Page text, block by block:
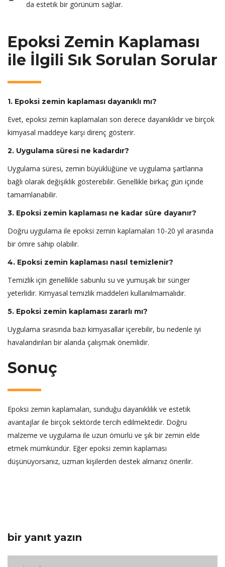
da estetik bir görünüm sağlar.
Epoksi Zemin Kaplaması
ile İlgili Sık Sorulan Sorular
1. Epoksi zemin kaplaması dayanıklı mı?
Evet, epoksi zemin kaplamaları son derece dayanıklıdır ve birçok
kimyasal maddeye karşı direnç gösterir.
2. Uygulama süresi ne kadardır?
Uygulama süresi, zemin büyüklüğüne ve uygulama şartlarına
bağlı olarak değişiklik gösterebilir. Genellikle birkaç gün içinde
tamamlanabilir.
3. Epoksi zemin kaplaması ne kadar süre dayanır?
Doğru uygulama ile epoksi zemin kaplamaları 10-20 yıl arasında
bir ömre sahip olabilir.
4. Epoksi zemin kaplaması nasıl temizlenir?
Temizlik için genellikle sabunlu su ve yumuşak bir sünger
yeterlidir. Kimyasal temizlik maddeleri kullanılmamalıdır.
5. Epoksi zemin kaplaması zararlı mı?
Uygulama sırasında bazı kimyasallar içerebilir, bu nedenle iyi
havalandırılan bir alanda çalışmak önemlidir.
Sonuç
Epoksi zemin kaplamaları, sunduğu dayanıklılık ve estetik
avantajlar ile birçok sektörde tercih edilmektedir. Doğru
malzeme ve uygulama ile uzun ömürlü ve şık bir zemin elde
etmek mümkündür. Eğer epoksi zemin kaplaması
düşünüyorsanız, uzman kişilerden destek almanız önerilir.
bir yanıt yazın